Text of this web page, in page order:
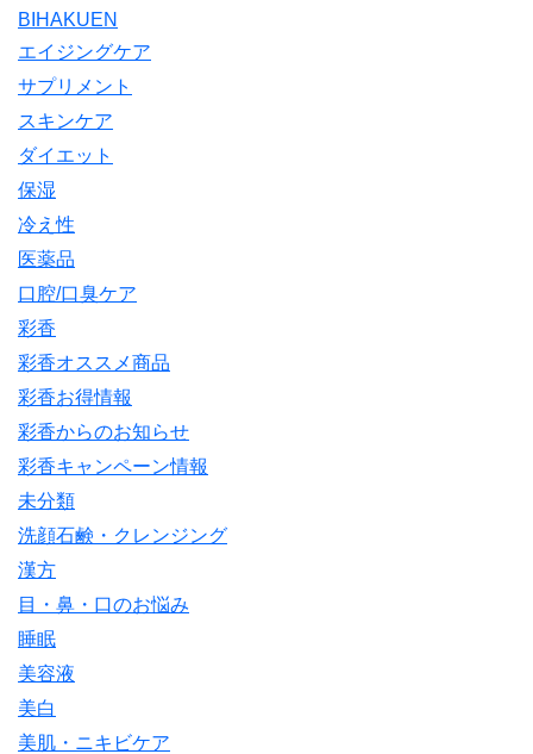
BIHAKUEN
エイジングケア
サプリメント
スキンケア
ダイエット
保湿
冷え性
医薬品
口腔/口臭ケア
彩香
彩香オススメ商品
彩香お得情報
彩香からのお知らせ
彩香キャンペーン情報
未分類
洗顔石鹸・クレンジング
漢方
目・鼻・口のお悩み
睡眠
美容液
美白
美肌・ニキビケア